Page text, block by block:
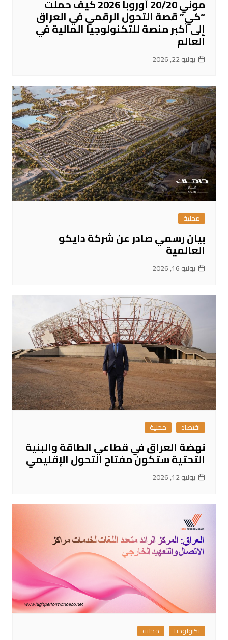
موني 20/20 أوروبا 2026 كيف حملت
“كي” قصة التحول الرقمي في العراق
إلى أكبر منصة للتكنولوجيا المالية في
العالم
يوليو 22, 2026
محلية
بيان رسمي صادر عن شركة دايكو
العالمية
يوليو 16, 2026
اقتصاد محلية
نهضة العراق في قطاعي الطاقة والبنية
التحتية ستكون مفتاح التحول الإقليمي
يوليو 12, 2026
تكنولوجيا محلية